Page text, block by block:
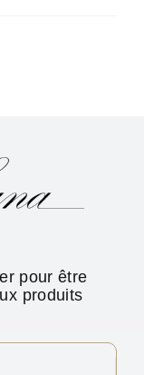
pour être
produits